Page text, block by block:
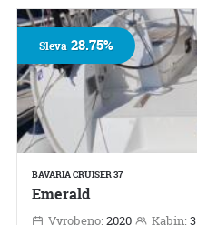
BAVARIA CRUISER 37
Emerald
Vyrobeno: 2020 Kabin: 3
Sleva28.75%